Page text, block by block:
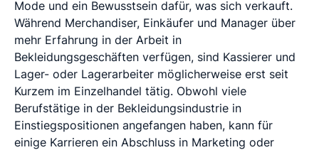
Mode und ein Bewusstsein dafür, was sich verkauft.
Während Merchandiser, Einkäufer und Manager über
mehr Erfahrung in der Arbeit in
Bekleidungsgeschäften verfügen, sind Kassierer und
Lager- oder Lagerarbeiter möglicherweise erst seit
Kurzem im Einzelhandel tätig. Obwohl viele
Berufstätige in der Bekleidungsindustrie in
Einstiegspositionen angefangen haben, kann für
einige Karrieren ein Abschluss in Marketing oder